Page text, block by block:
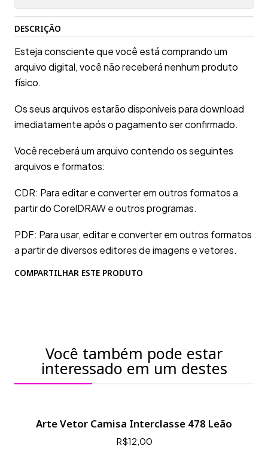
DESCRIÇÃO
Esteja consciente que você está comprando um
arquivo digital, você não receberá nenhum produto
físico.
Os seus arquivos estarão disponíveis para download
imediatamente após o pagamento ser confirmado.
Você receberá um arquivo contendo os seguintes
arquivos e formatos:
CDR: Para editar e converter em outros formatos a
partir do CorelDRAW e outros programas.
PDF: Para usar, editar e converter em outros formatos
a partir de diversos editores de imagens e vetores.
COMPARTILHAR ESTE PRODUTO
Você também pode estar
interessado em um destes
Arte Vetor Camisa Interclasse 478 Leão
R$12,00